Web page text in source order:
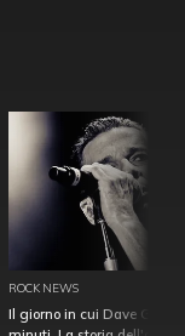
ROCK NEWS
Il giorno in cui Dave